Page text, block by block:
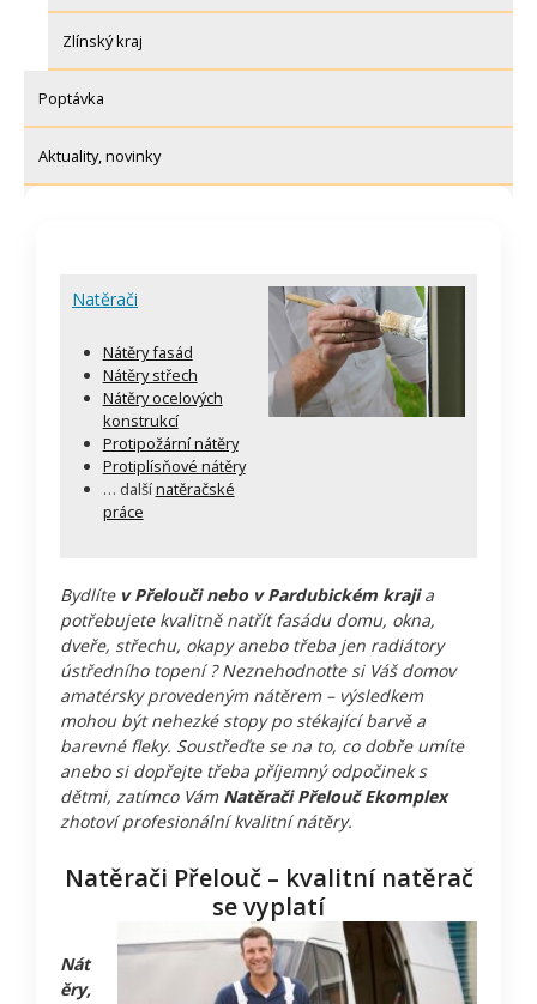
Zlínský kraj
Poptávka
Aktuality, novinky
Natěrači
Nátěry fasád
Nátěry střech
Nátěry ocelových
konstrukcí
Protipožární nátěry
Protiplísňové nátěry
… dalšínatěračské
práce
Bydlíte v Přelouči nebo v Pardubickém krajia
potřebujete kvalitně natřít fasádu domu, okna,
dveře, střechu, okapy anebo třeba jen radiátory
ústředního topení ? Neznehodnoťte si Váš domov
amatérsky provedeným nátěrem – výsledkem
mohou být nehezké stopy po stékající barvě a
barevné fleky. Soustřeďte se na to, co dobře umíte
anebo si dopřejte třeba příjemný odpočinek s
dětmi, zatímco Vám Natěrači Přelouč Ekomplex
zhotoví profesionální kvalitní nátěry.
Natěrači Přelouč – kvalitní natěrač
se vyplatí
Nát
ěry,